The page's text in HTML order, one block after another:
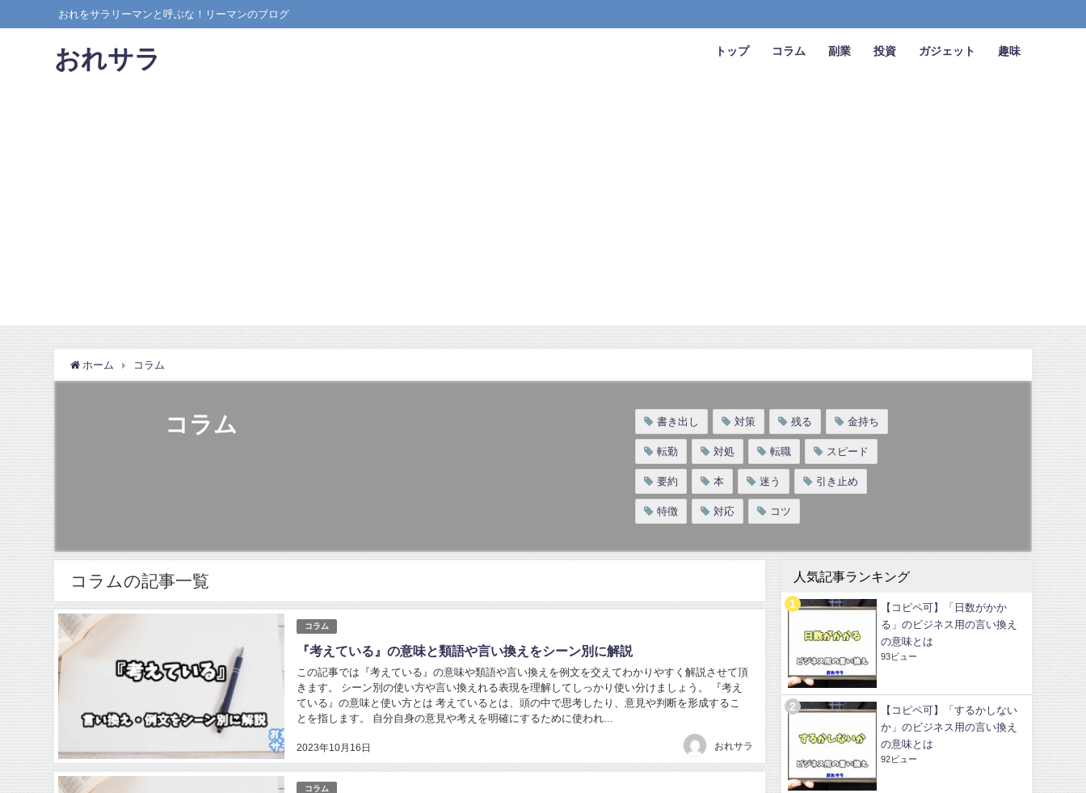
おれをサラリーマンと呼ぶな！リーマンのブログ
おれサラ トップ コラム 副業 投資 ガジェット 趣味
ホーム コラム
コラム 書き出し 対策 残る 金持ち
転勤 対処 転職 スピード
要約 本 迷う 引き止め
特徴 対応 コツ
コラムの記事一覧
コラム
『考えている』の意味と類語や言い換えをシーン別に解説
2023年10月16日
この記事では『考えている』の意味や類語や言い換えを例文を交えてわかりやすく解説させて頂
きます。 シーン別の使い方や言い換えれる表現を理解してしっかり使い分けましょう。 『考え
ている』の意味と使い方とは 考えているとは、頭の中で思考したり、意見や判断を形成するこ
とを指します。 自分自身の意見や考えを明確にするために使われ...
おれサラ
コラム
人気記事ランキング
【コピペ可】「日数がかか
る」のビジネス用の言い換え
の意味とは
93ビュー
【コピペ可】「するかしない
か」のビジネス用の言い換え
の意味とは
92ビュー